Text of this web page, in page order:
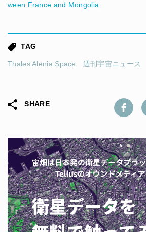
ween France and Mongolia
TAG
Thales Alenia Space 週刊宇宙ニュース
SHARE